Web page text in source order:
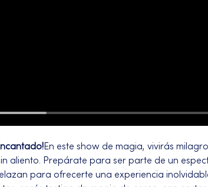
En este show de magia, vivirás
aliento. Prepárate para ser parte de un
para ofrecerte una experiencia